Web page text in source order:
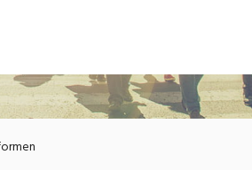
Ausbildung / Weiterbildung